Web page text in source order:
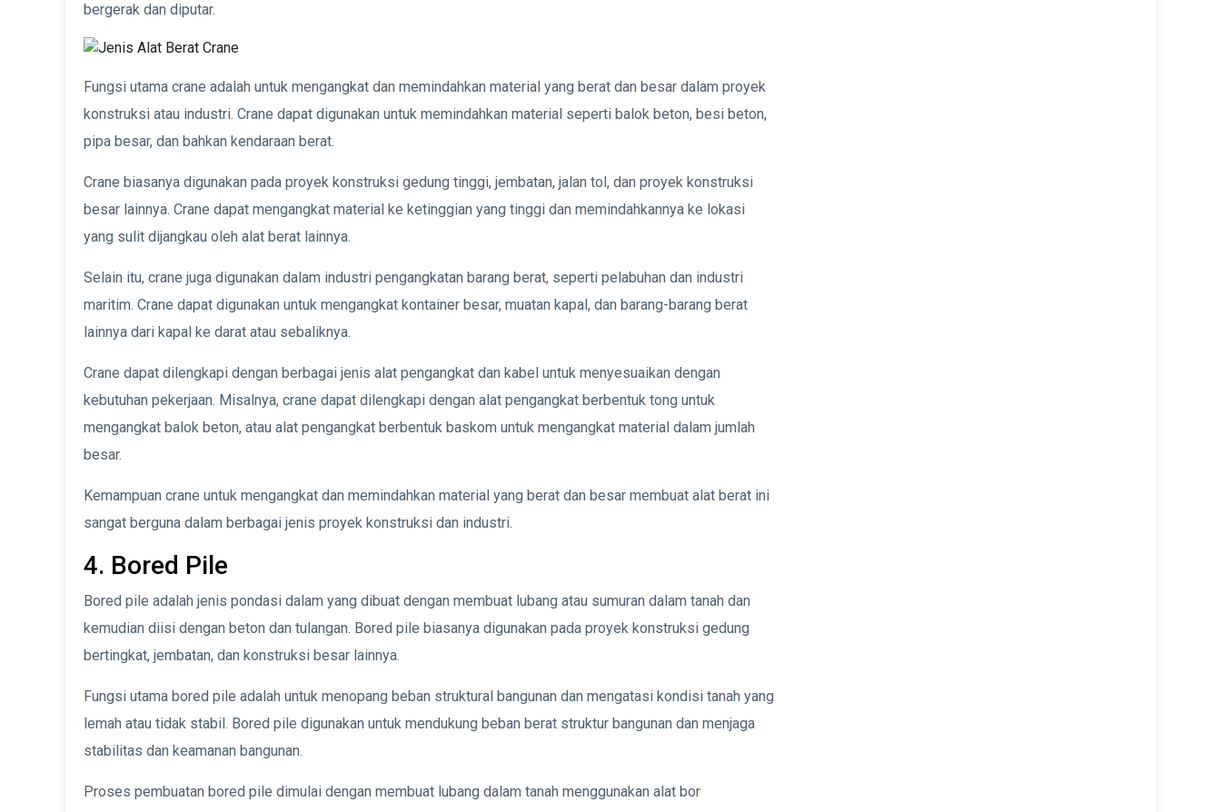
bergerak dan diputar.
Fungsi utama crane adalah untuk mengangkat dan memindahkan material yang berat dan besar dalam proyek
konstruksi atau industri. Crane dapat digunakan untuk memindahkan material seperti balok beton, besi beton,
pipa besar, dan bahkan kendaraan berat.
Crane biasanya digunakan pada proyek konstruksi gedung tinggi, jembatan, jalan tol, dan proyek konstruksi
besar lainnya. Crane dapat mengangkat material ke ketinggian yang tinggi dan memindahkannya ke lokasi
yang sulit dijangkau oleh alat berat lainnya.
Selain itu, crane juga digunakan dalam industri pengangkatan barang berat, seperti pelabuhan dan industri
maritim. Crane dapat digunakan untuk mengangkat kontainer besar, muatan kapal, dan barang-barang berat
lainnya dari kapal ke darat atau sebaliknya.
Crane dapat dilengkapi dengan berbagai jenis alat pengangkat dan kabel untuk menyesuaikan dengan
kebutuhan pekerjaan. Misalnya, crane dapat dilengkapi dengan alat pengangkat berbentuk tong untuk
mengangkat balok beton, atau alat pengangkat berbentuk baskom untuk mengangkat material dalam jumlah
besar.
Kemampuan crane untuk mengangkat dan memindahkan material yang berat dan besar membuat alat berat ini
sangat berguna dalam berbagai jenis proyek konstruksi dan industri.
4. Bored Pile
Bored pile adalah jenis pondasi dalam yang dibuat dengan membuat lubang atau sumuran dalam tanah dan
kemudian diisi dengan beton dan tulangan. Bored pile biasanya digunakan pada proyek konstruksi gedung
bertingkat, jembatan, dan konstruksi besar lainnya.
Fungsi utama bored pile adalah untuk menopang beban struktural bangunan dan mengatasi kondisi tanah yang
lemah atau tidak stabil. Bored pile digunakan untuk mendukung beban berat struktur bangunan dan menjaga
stabilitas dan keamanan bangunan.
Proses pembuatan bored pile dimulai dengan membuat lubang dalam tanah menggunakan alat bor